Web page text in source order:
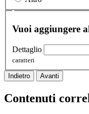
Vuoi aggiungere
Dettaglio
caratteri
Indietro Avanti
Contenuti